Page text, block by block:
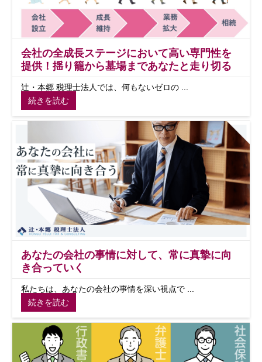
会社の全成長ステージにおいて高い専門性を
提供！揺り籠から墓場まであなたと走り切る
辻・本郷 税理士法人では、何もないゼロの ...
続きを読む
あなたの会社の事情に対して、常に真摯に向
き合っていく
私たちは、あなたの会社の事情を深い視点で ...
続きを読む